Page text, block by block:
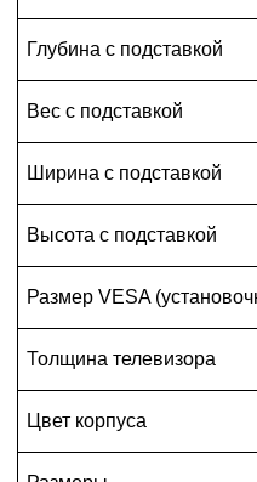
Глубина с подставкой
Вес с подставкой
Ширина с подставкой
Высота с подставкой
Размер VESA
Толщина телевизора
Цвет корпуса